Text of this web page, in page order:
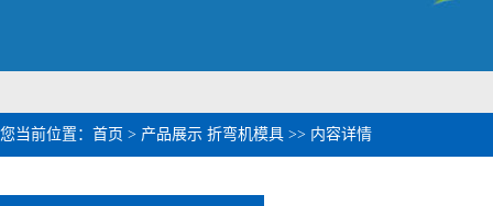
您当前位置： 首页 > 产品展示 折弯机模具 >> 内容详情